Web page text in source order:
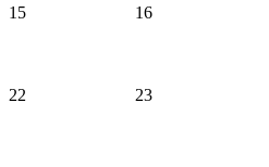
15 16
22 23